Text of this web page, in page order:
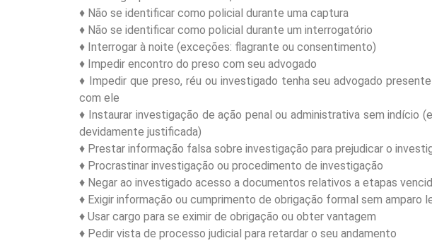
♦ Não se identificar como policial durante uma captura
♦ Não se identificar como policial durante um interrogatório
♦ Interrogar à noite (exceções: flagrante ou consentimento)
♦ Impedir encontro do preso com seu advogado
♦ Impedir que preso, réu ou investigado tenha seu advogado
com ele
♦ Instaurar investigação de ação penal ou administrativa sem indício
devidamente justificada)
♦ Prestar informação falsa sobre investigação para prejudicar o
♦ Procrastinar investigação ou procedimento de investigação
♦ Negar ao investigado acesso a documentos relativos a etapas
♦ Exigir informação ou cumprimento de obrigação formal sem amparo
♦ Usar cargo para se eximir de obrigação ou obter vantagem
♦ Pedir vista de processo judicial para retardar o seu andamento